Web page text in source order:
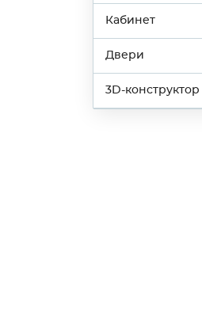
Кабинет
Двери
3D-конструктор